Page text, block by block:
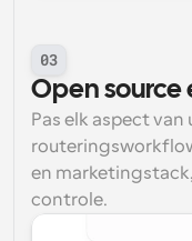
03
Open source
Pas elk aspect
en
controle.